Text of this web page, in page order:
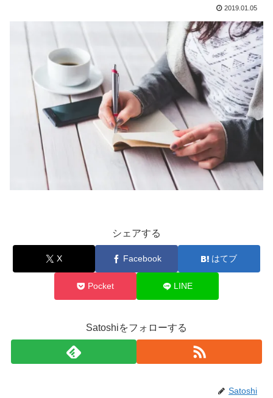
2019.01.05
シェアする
X Facebook はてブ
Pocket LINE
Satoshiをフォローする
Satoshi